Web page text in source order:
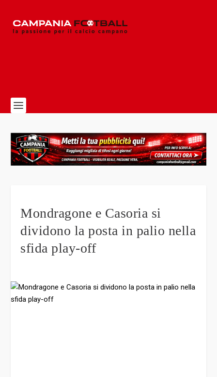
Mondragone e Casoria si
dividono la posta in palio nella
sfida play-off